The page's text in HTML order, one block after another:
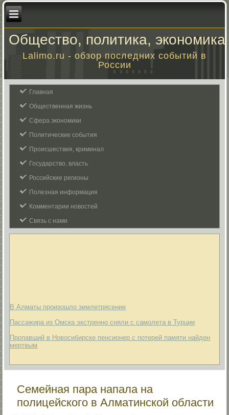
Общество, политика, экономика
Lalimo.ru - обзор последних событий в
России
Главная
Общественная жизнь
Сфера экономики
Политические события
Происшествия, криминал
Государство, власть
Российские регионы
Полезная информация
Комментарии новостей
Связь с нами
В Алматы произошло землетрясение
Пассажира из Омска экстренно сняли с самолета в Турции
Пропавший в Новосибирске пенсионер с потерей памяти найден
мертвым
Семейная пара напала на
полицейского в Алматинской области